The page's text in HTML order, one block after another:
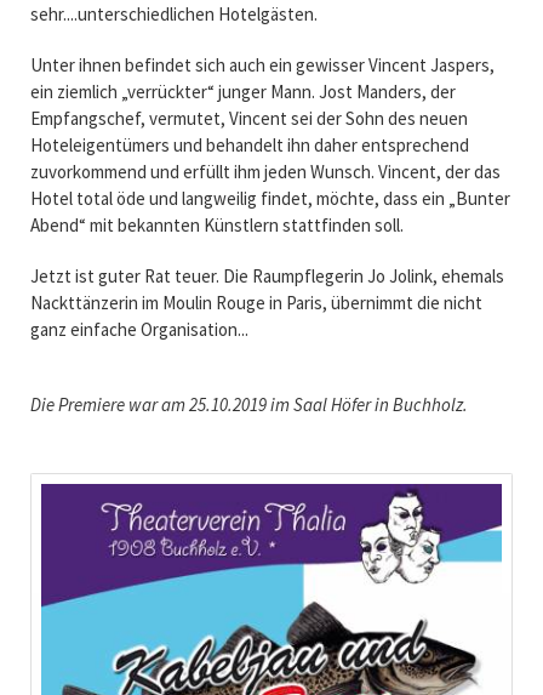
sehr....unterschiedlichen Hotelgästen.
Unter ihnen befindet sich auch ein gewisser Vincent Jaspers,
ein ziemlich „verrückter“ junger Mann. Jost Manders, der
Empfangschef, vermutet, Vincent sei der Sohn des neuen
Hoteleigentümers und behandelt ihn daher entsprechend
zuvorkommend und erfüllt ihm jeden Wunsch. Vincent, der das
Hotel total öde und langweilig findet, möchte, dass ein „Bunter
Abend“ mit bekannten Künstlern stattfinden soll.
Jetzt ist guter Rat teuer. Die Raumpflegerin Jo Jolink, ehemals
Nackttänzerin im Moulin Rouge in Paris, übernimmt die nicht
ganz einfache Organisation...
Die Premiere war am 25.10.2019 im Saal Höfer in Buchholz.